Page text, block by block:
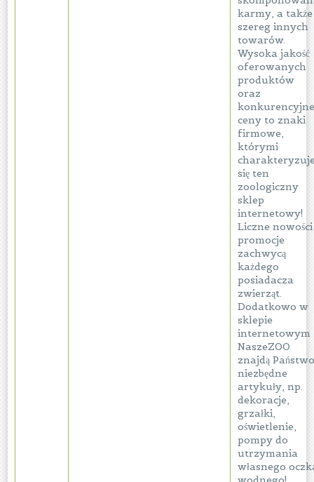
karmy, a także
szereg innych
towarów.
Wysoka jakość
oferowanych
produktów
oraz
ceny to znaki
firmowe,
którymi
się ten
zoologiczny
sklep
internetowy!
Liczne
promocje
zachwycą
każdego
posiadacza
zwierząt.
Dodatkowo w
sklepie
internetowym
NaszeZOO
znajdą
niezbędne
artykuły, np.
dekoracje,
grzałki,
oświetlenie,
pompy do
utrzymania
własnego